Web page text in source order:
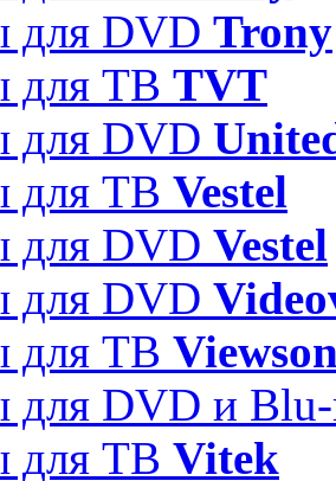
для DVD Trony
для ТВ TVT
для DVD
для ТВ Vestel
для DVD Vestel
для DVD
для ТВ
для DVD и
для ТВ Vitek